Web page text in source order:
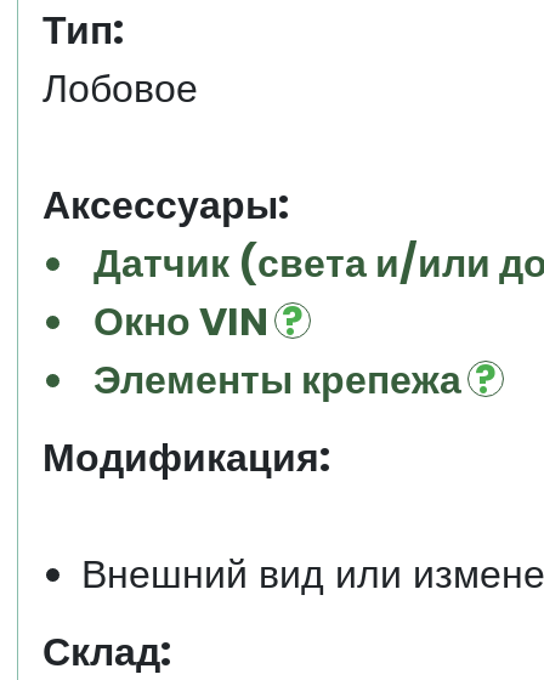
Тип:
Лобовое
Аксессуары:
Датчик (света и/или
Окно VIN
Элементы крепежа
Модификация:
Внешний вид или
Склад: